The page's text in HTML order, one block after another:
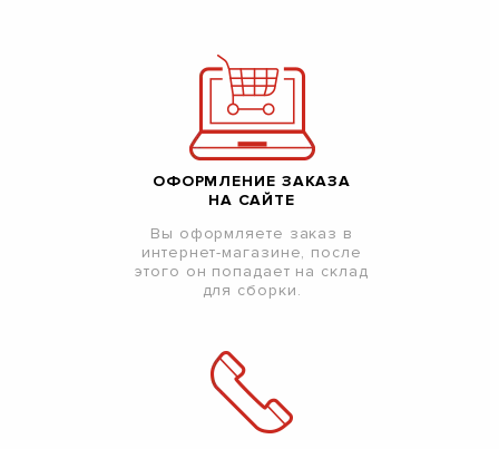
ОФОРМЛЕНИЕ ЗАКАЗА
НА САЙТЕ
Вы оформляете заказ в
интернет-магазине, после
этого он попадает на склад
для сборки.